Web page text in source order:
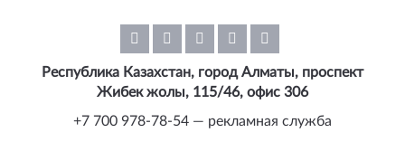
Республика Казахстан, город Алматы, проспект
Жибек жолы, 115/46, офис 306
+7 700 978-78-54 — рекламная служба